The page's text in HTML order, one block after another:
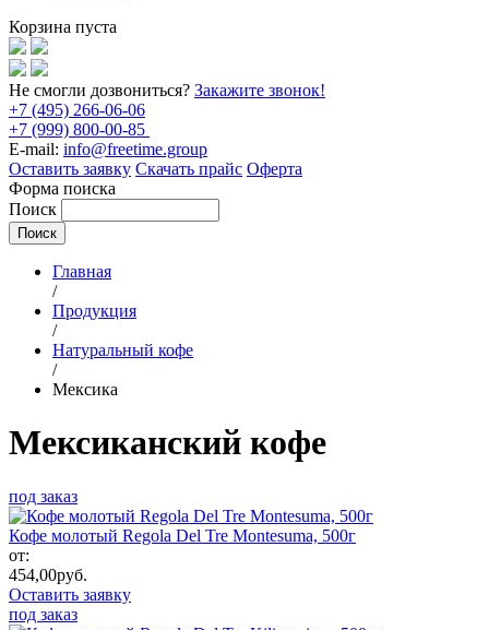
Корзина пуста
Не смогли дозвониться? Закажите звонок!
+7 (495) 266-06-06
+7 (999) 800-00-85
E-mail: info@freetime.group
Оставить заявку Скачать прайс Оферта
Форма поиска
Поиск
Главная
/
Продукция
/
Натуральный кофе
/
Мексика
Мексиканский кофе
под заказ
Кофе молотый Regola Del Tre Montesuma, 500г
от:
454,00руб.
Оставить заявку
под заказ